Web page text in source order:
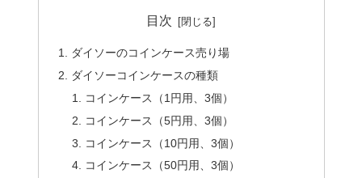
目次
ダイソーのコインケース売り場
ダイソーコインケースの種類
コインケース（1円用、3個）
コインケース（5円用、3個）
コインケース（10円用、3個）
コインケース（50円用、3個）